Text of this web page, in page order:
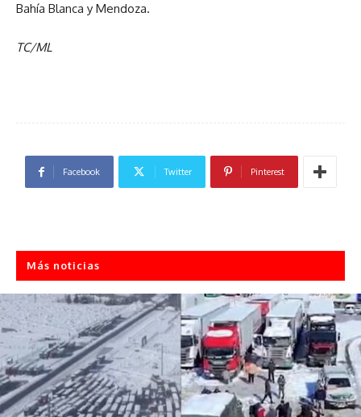
Bahía Blanca y Mendoza.
TC/ML
Facebook Twitter Pinterest
Más noticias